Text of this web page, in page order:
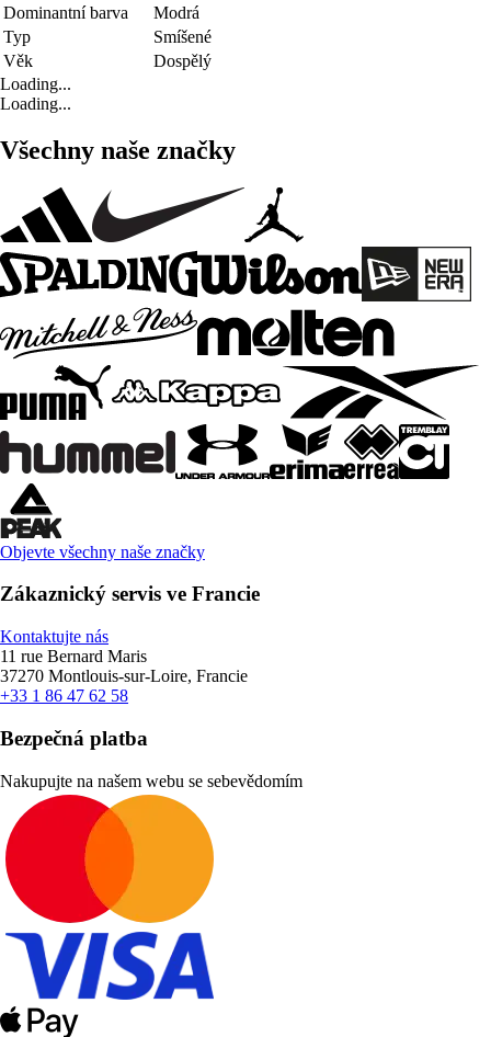
Dominantní barva
Modrá
Typ
Smíšené
Věk
Dospělý
Loading...
Loading...
Všechny naše značky
Objevte všechny naše značky
Zákaznický servis ve Francie
Kontaktujte nás
11 rue Bernard Maris
37270 Montlouis-sur-Loire, Francie
+33 1 86 47 62 58
Bezpečná platba
Nakupujte na našem webu se sebevědomím